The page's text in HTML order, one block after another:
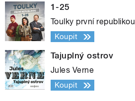
1-25
Toulky první republikou
Koupit
Tajuplný ostrov
Jules Verne
Koupit